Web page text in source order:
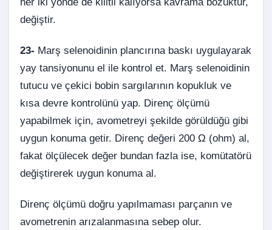
değiştir.
23- Marş selenoidinin plancırına baskı uygulayarak
yay tansiyonunu el ile kontrol et. Marş selenoidinin
tutucu ve çekici bobin sargılarının kopukluk ve
kısa devre kontrolünü yap. Direnç ölçümü
yapabilmek için, avometreyi şekilde görüldüğü gibi
uygun konuma getir. Direnç değeri 200 Ω (ohm) al,
fakat ölçülecek değer bundan fazla ise, komütatörü
değiştirerek uygun konuma al.
Direnç ölçümü doğru yapılmaması parçanın ve
avometrenin arızalanmasına sebep olur.